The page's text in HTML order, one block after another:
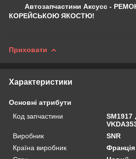
Автозапчастини Аксусс -
КОРЕЙСЬКОЮ ЯКОСТЮ!
Приховати
Характеристики
Основні атрибути
Код запчастини
SM1917
Виробник
SNR
Країна виробник
Франція